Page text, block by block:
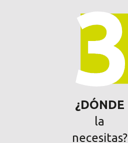
¿DÓNDE
la
necesitas?